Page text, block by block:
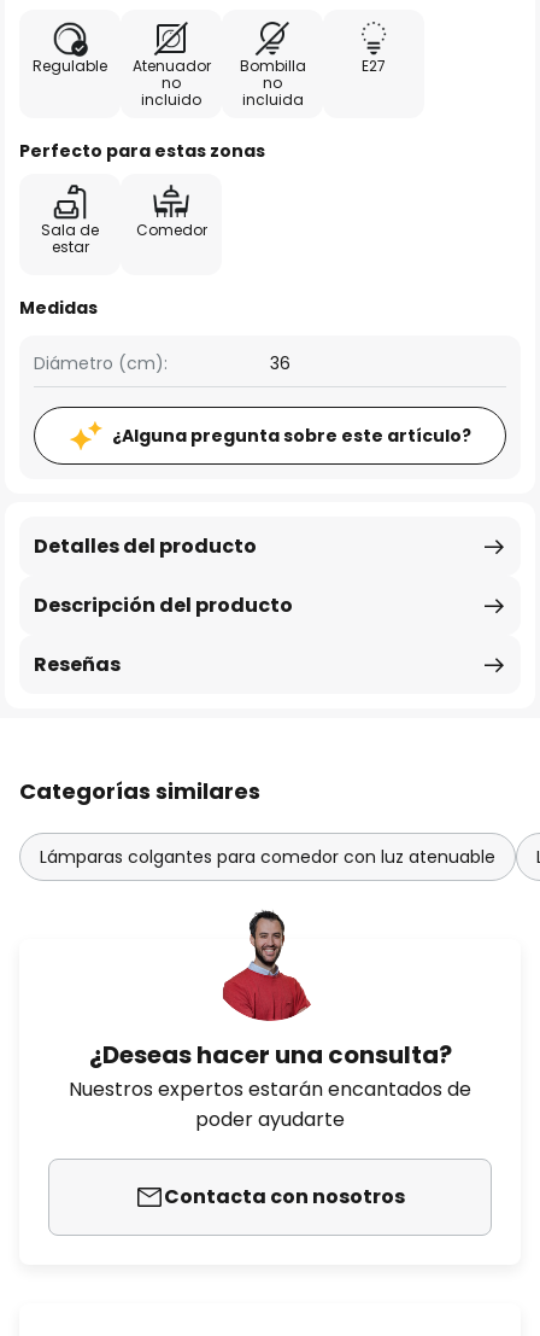
Regulable
Atenuador
no
incluido
Bombilla
no
incluida
E27
Perfecto para estas zonas
Sala de
estar
Comedor
Medidas
Diámetro (cm): 36
¿Alguna pregunta sobre este artículo?
Descripción del producto
Detalles del producto
Reseñas
Categorías similares
Lámparas colgantes para comedor con luz atenuable
¿Deseas hacer una consulta?
Nuestros expertos estarán encantados de
poder ayudarte
Contacta con nosotros